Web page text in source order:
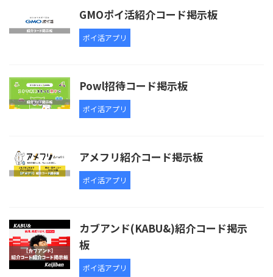
GMOポイ活紹介コード掲示板
ポイ活アプリ
Powl招待コード掲示板
ポイ活アプリ
アメフリ紹介コード掲示板
ポイ活アプリ
カブアンド(KABU&)紹介コード掲示
板
ポイ活アプリ